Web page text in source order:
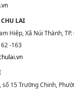
LAI
Hiệp, Xã Núi Thành,
-163
15 Trường Chinh,